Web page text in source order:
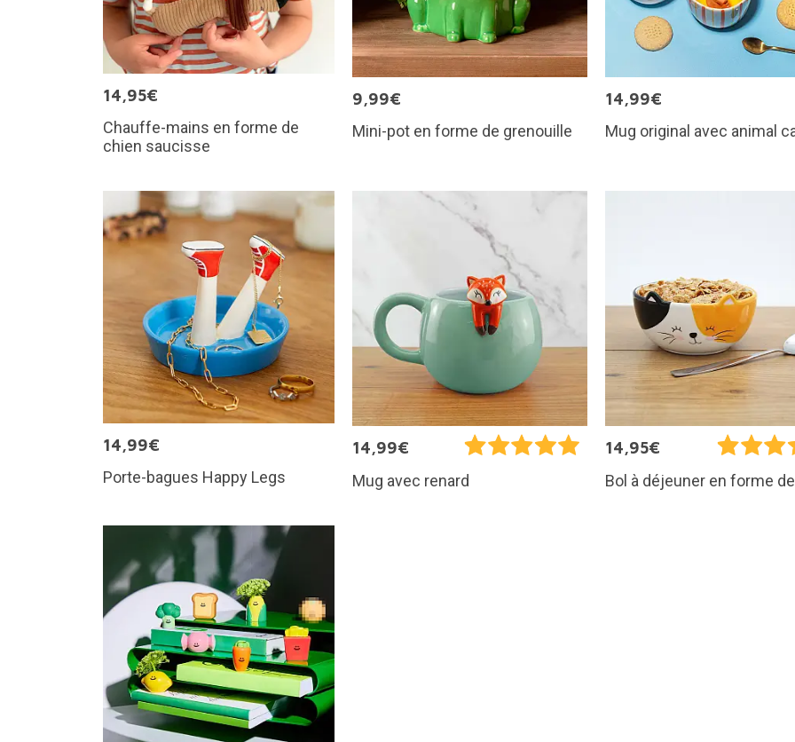
14,95€
Chauffe-mains en forme de
chien saucisse
9,99€
Mini-pot en forme de grenouille
14,99€
Mug original avec animal
14,99€
Porte-bagues Happy Legs
14,99€
Mug avec renard
14,95€
Bol à déjeuner en forme